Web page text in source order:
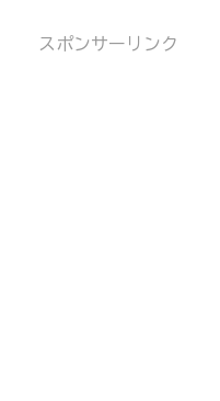
スポンサーリンク